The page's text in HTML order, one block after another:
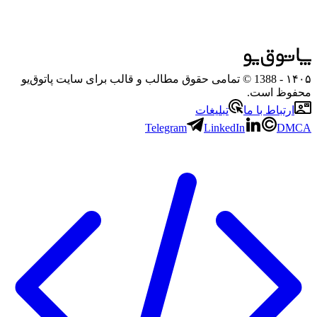
۱۴۰۵
- 1388 © تمامی حقوق مطالب و قالب برای سایت پاتوق‌یو
محفوظ است.
ارتباط با ما
تبلیغات
Telegram
LinkedIn DMCA